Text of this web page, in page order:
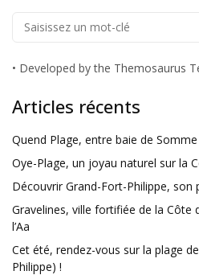
• Developed by the Themosaurus
Articles récents
Quend Plage, entre baie de Somme
Oye-Plage, un joyau naturel sur la
Découvrir Grand-Fort-Philippe, son
Gravelines, ville fortifiée de la Côte
l’Aa
Cet été, rendez-vous sur la plage
Philippe) !